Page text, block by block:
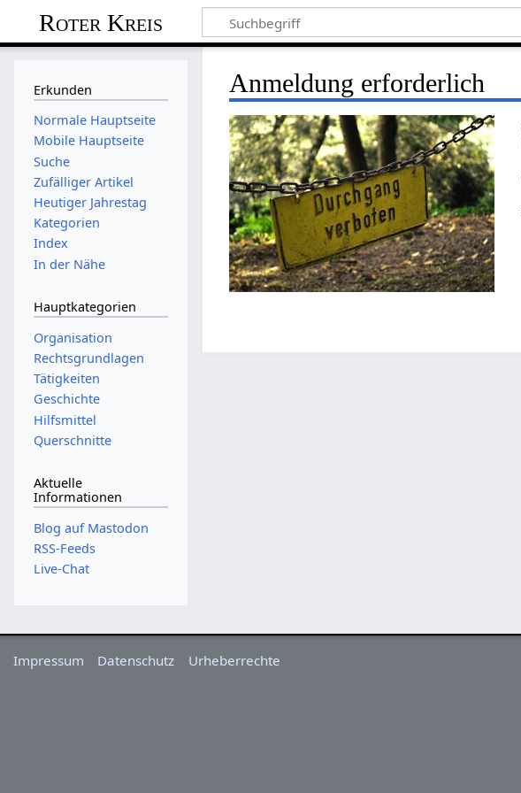
Roter Kreis
Anmeldung erforderlich
Erkunden
Normale Hauptseite
Mobile Hauptseite
Suche
Zufälliger Artikel
Heutiger Jahrestag
Kategorien
Index
In der Nähe
Hauptkategorien
Organisation
Rechtsgrundlagen
Tätigkeiten
Geschichte
Hilfsmittel
Querschnitte
Aktuelle
Informationen
Blog auf Mastodon
RSS-Feeds
Live-Chat
Impressum Datenschutz Urheberrechte